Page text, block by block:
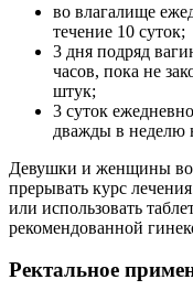
во влагалище
течение 10 суток;
3 дня подряд
часов, пока не
штук;
3 суток
дважды в неделю
Девушки и женщины во
прерывать курс
или использовать
рекомендованной
Ректальное